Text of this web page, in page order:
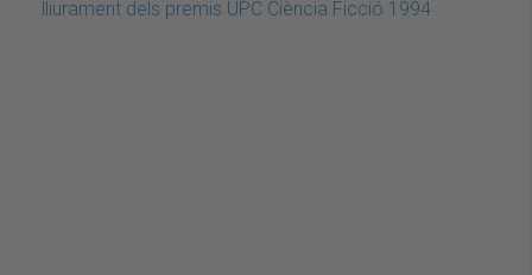
lliurament dels premis UPC Ciència Ficció 1994